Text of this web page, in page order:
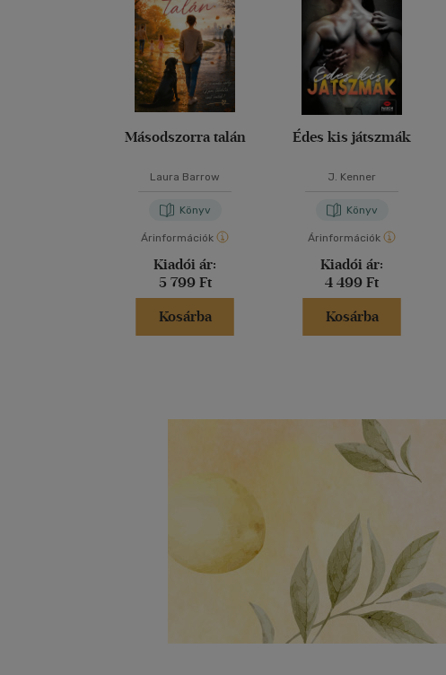
Másodszorra talán
Laura Barrow
Könyv
Árinformációk
Kiadói ár:
5 799 Ft
Kosárba
Édes kis játszmák
J. Kenner
Könyv
Árinformációk
Kiadói ár:
4 499 Ft
Kosárba